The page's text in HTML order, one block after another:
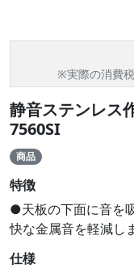
※実際の消費
静音ステンレス
7560SI
商品
特徴
●天板の下面に音を
快な金属音を軽減し
仕様